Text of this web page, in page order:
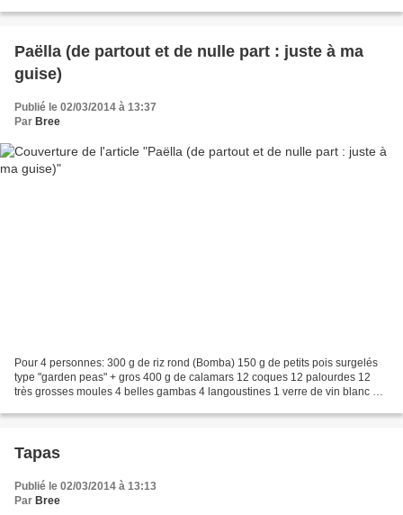
Paëlla (de partout et de nulle part : juste à ma
guise)
Publié le 02/03/2014 à 13:37
Par Bree
Pour 4 personnes: 300 g de riz rond (Bomba) 150 g de petits pois surgelés
type "garden peas" + gros 400 g de calamars 12 coques 12 palourdes 12
très grosses moules 4 belles gambas 4 langoustines 1 verre de vin blanc 4
Tapas
Publié le 02/03/2014 à 13:13
Par Bree